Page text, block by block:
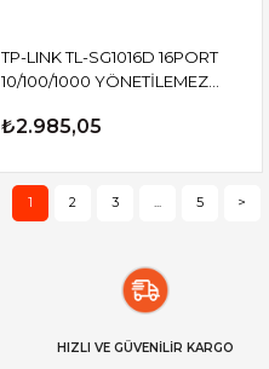
TP-LINK TL-SG1016D 16PORT
10/100/1000 YÖNETİLEMEZ
₺2.985,05
1 2 3 5 >
HIZLI VE GÜVENİLİR KARGO